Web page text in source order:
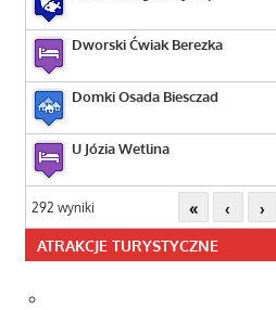
Dworski Ćwiak Berezka
Domki Osada Biesczad
U Józia Wetlina
292 wyniki « ‹ ›
ATRAKCJE TURYSTYCZNE